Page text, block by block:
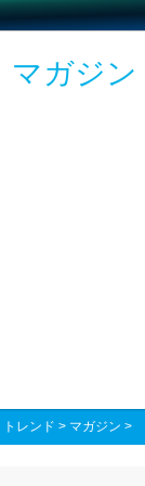
マガジン
トレンド > マガジン >